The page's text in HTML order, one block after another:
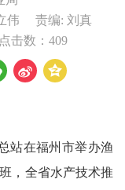
伟
责编: 刘真
点击数： 409
 
在福州市举办渔
，全省水产技术推